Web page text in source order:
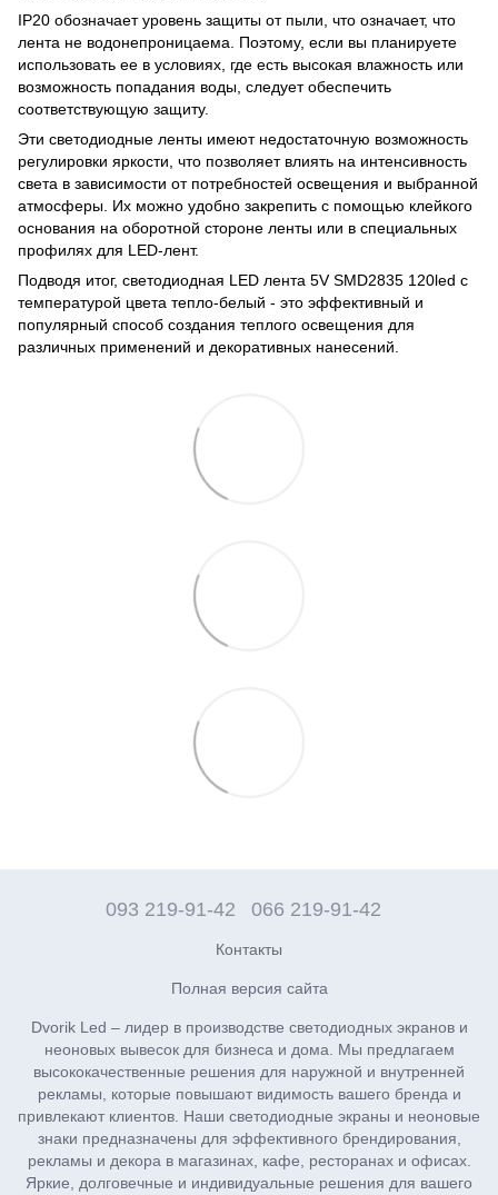
IP20 обозначает уровень защиты от пыли, что означает, что
лента не водонепроницаема. Поэтому, если вы планируете
использовать ее в условиях, где есть высокая влажность или
возможность попадания воды, следует обеспечить
соответствующую защиту.
Эти светодиодные ленты имеют недостаточную возможность
регулировки яркости, что позволяет влиять на интенсивность
света в зависимости от потребностей освещения и выбранной
атмосферы. Их можно удобно закрепить с помощью клейкого
основания на оборотной стороне ленты или в специальных
профилях для LED-лент.
Подводя итог, светодиодная LED лента 5V SMD2835 120led с
температурой цвета тепло-белый - это эффективный и
популярный способ создания теплого освещения для
различных применений и декоративных нанесений.
093 219-91-42 066 219-91-42
Контакты
Полная версия сайта
Dvorik Led – лидер в производстве светодиодных экранов и
неоновых вывесок для бизнеса и дома. Мы предлагаем
высококачественные решения для наружной и внутренней
рекламы, которые повышают видимость вашего бренда и
привлекают клиентов. Наши светодиодные экраны и неоновые
знаки предназначены для эффективного брендирования,
рекламы и декора в магазинах, кафе, ресторанах и офисах.
Яркие, долговечные и индивидуальные решения для вашего